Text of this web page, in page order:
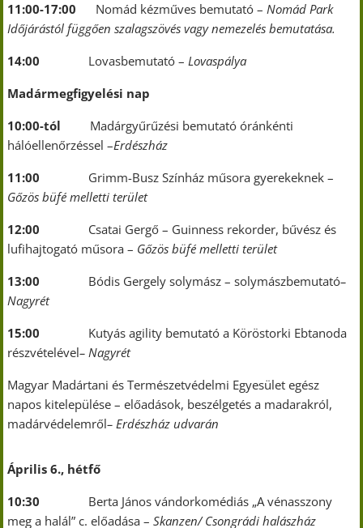
11:00-17:00 Nomád kézműves bemutató –Nomád Park
Időjárástól függően szalagszövés vagy nemezelés bemutatása.
14:00 Lovasbemutató –Lovaspálya
Madármegfigyelési nap
10:00-tól Madárgyűrűzési bemutató óránkénti
hálóellenőrzéssel –Erdészház
11:00 Grimm-Busz Színház műsora gyerekeknek –
Gőzös büfé melletti terület
12:00 Csatai Gergő – Guinness rekorder, bűvész és
lufihajtogató műsora – Gőzös büfé melletti terület
13:00 Bódis Gergely solymász – solymászbemutató–
Nagyrét
15:00 Kutyás agility bemutató a Köröstorki Ebtanoda
részvételével– Nagyrét
Magyar Madártani és Természetvédelmi Egyesület egész
napos kitelepülése – előadások, beszélgetés a madarakról,
madárvédelemről– Erdészház udvarán
Április 6., hétfő
10:30 Berta János vándorkomédiás „A vénasszony
meg a halál” c. előadása –Skanzen/ Csongrádi halászház